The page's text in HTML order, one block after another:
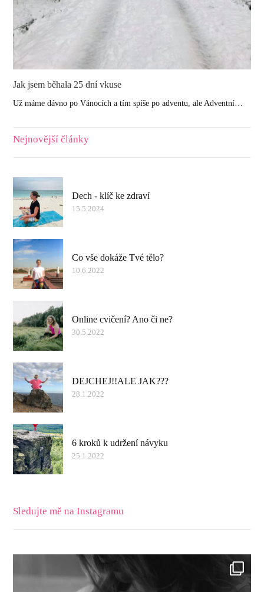
Jak jsem běhala 25 dní vkuse
Už máme dávno po Vánocích a tím spíše po adventu, ale Adventní…
Nejnovější články
Dech - klíč ke zdraví
15.5.2024
Co vše dokáže Tvé tělo?
10.6.2022
Online cvičení? Ano či ne?
30.5.2022
DEJCHEJ!!ALE JAK???
28.1.2022
6 kroků k udržení návyku
25.1.2022
Sledujte mě na Instagramu